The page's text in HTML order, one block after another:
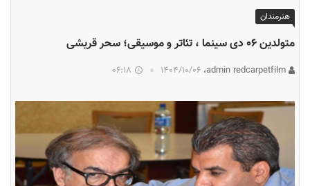
هنرمندان
متولدین ۰۶ دی سینما ، تئاتر و موسیقی؛ سحر قریشی
۱۴۰۴/۱۰/۰۶ 06:18